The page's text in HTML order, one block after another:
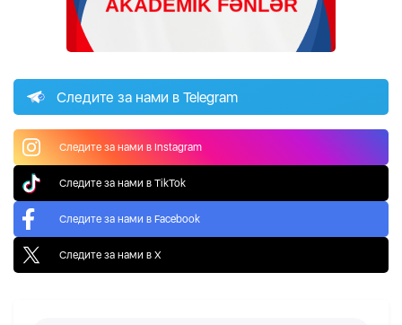
Следите за нами в Telegram
Следите за нами в Instagram
Следите за нами в TikTok
Следите за нами в Facebook
Следите за нами в X